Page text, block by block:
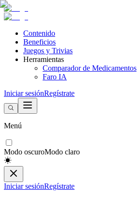
Contenido
Beneficios
Juegos y Trivias
Herramientas
Comparador de Medicamentos
Faro IA
Iniciar sesiónRegístrate
Menú
Modo oscuroModo claro
Iniciar sesiónRegístrate